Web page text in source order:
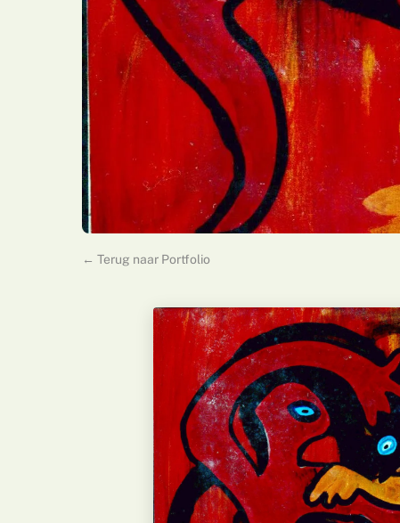
← Terug naar Portfolio